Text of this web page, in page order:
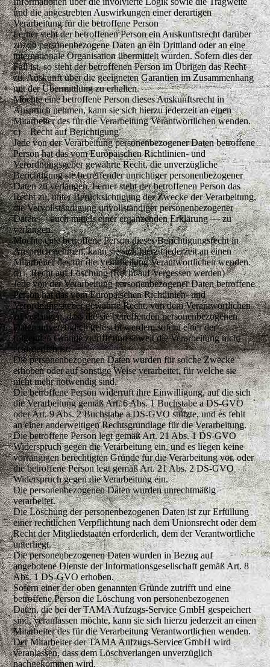
und die angestrebten Auswirkungen einer derartigen
Verarbeitung für die betroffene Person
Ferner steht der betroffenen Person ein Auskunftsrecht darüber
zu, ob personenbezogene Daten an ein Drittland oder an eine
internationale Organisation übermittelt wurden. Sofern dies der
Fall ist, so steht der betroffenen Person im Übrigen das Recht
zu, Auskunft über die geeigneten Garantien im Zusammenhang
mit der Übermittlung zu erhalten.
Möchte eine betroffene Person dieses Auskunftsrecht in
Anspruch nehmen, kann sie sich hierzu jederzeit an einen
Mitarbeiter des für die Verarbeitung Verantwortlichen wenden.
c) Recht auf Berichtigung
Jede von der Verarbeitung personenbezogener Daten betroffene
Person hat das vom Europäischen Richtlinien- und
Verordnungsgeber gewährte Recht, die unverzügliche
Berichtigung sie betreffender unrichtiger personenbezogener
Daten zu verlangen. Ferner steht der betroffenen Person das
Recht zu, unter Berücksichtigung der Zwecke der Verarbeitung,
die Vervollständigung unvollständiger personenbezogener
Daten — auch mittels einer ergänzenden Erklärung — zu
verlangen.
Möchte eine betroffene Person dieses Berichtigungsrecht in
Anspruch nehmen, kann sie sich hierzu jederzeit an einen
Mitarbeiter des für die Verarbeitung Verantwortlichen wenden.
d) Recht auf Löschung (Recht auf Vergessen werden)
Jede von der Verarbeitung personenbezogener Daten betroffene
Person hat das vom Europäischen Richtlinien- und
Verordnungsgeber gewährte Recht, von dem Verantwortlichen
zu verlangen, dass die sie betreffenden personenbezogenen
Daten unverzüglich gelöscht werden, sofern einer der
folgenden Gründe zutrifft und soweit die Verarbeitung nicht
erforderlich ist:
Die personenbezogenen Daten wurden für solche Zwecke
erhoben oder auf sonstige Weise verarbeitet, für welche sie
nicht mehr notwendig sind.
Die betroffene Person widerruft ihre Einwilligung, auf die sich
die Verarbeitung gemäß Art. 6 Abs. 1 Buchstabe a DS-GVO
oder Art. 9 Abs. 2 Buchstabe a DS-GVO stützte, und es fehlt
an einer anderweitigen Rechtsgrundlage für die Verarbeitung.
Die betroffene Person legt gemäß Art. 21 Abs. 1 DS-GVO
Widerspruch gegen die Verarbeitung ein, und es liegen keine
vorrangigen berechtigten Gründe für die Verarbeitung vor, oder
die betroffene Person legt gemäß Art. 21 Abs. 2 DS-GVO
Widerspruch gegen die Verarbeitung ein.
Die personenbezogenen Daten wurden unrechtmäßig
verarbeitet.
Die Löschung der personenbezogenen Daten ist zur Erfüllung
einer rechtlichen Verpflichtung nach dem Unionsrecht oder dem
Recht der Mitgliedstaaten erforderlich, dem der Verantwortliche
unterliegt.
Die personenbezogenen Daten wurden in Bezug auf
angebotene Dienste der Informationsgesellschaft gemäß Art. 8
Abs. 1 DS-GVO erhoben.
Sofern einer der oben genannten Gründe zutrifft und eine
betroffene Person die Löschung von personenbezogenen
Daten, die bei der TAMA Aufzugs-Service GmbH gespeichert
sind, veranlassen möchte, kann sie sich hierzu jederzeit an einen
Mitarbeiter des für die Verarbeitung Verantwortlichen wenden.
Der Mitarbeiter der TAMA Aufzugs-Service GmbH wird
veranlassen, dass dem Löschverlangen unverzüglich
nachgekommen wird.